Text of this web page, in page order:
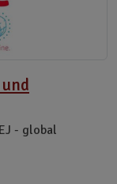
- global